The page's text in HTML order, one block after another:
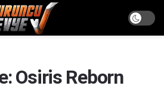
Osiris Reborn